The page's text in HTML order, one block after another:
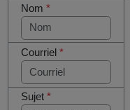
Nom*
Courriel*
Sujet*
si vous
êtes un
humain en
métal
(obligatoire)